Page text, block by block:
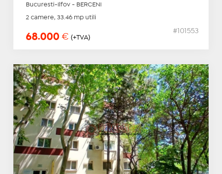
Bucuresti-Ilfov - BERCENI
2 camere, 33.46 mp utili
68.000 € (+TVA)
#101553